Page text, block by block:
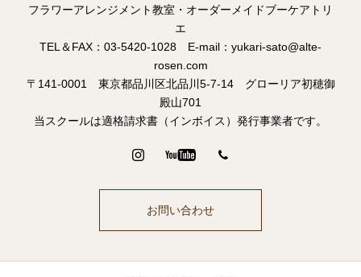
フラワーアレンジメント教室・オーダーメイドブーケアトリ
エ
TEL＆FAX：03-5420-1028 E-mail：yukari-sato@alte-
rosen.com
〒141-0001 東京都品川区北品川5-7-14 グローリア初穂御
殿山701
当スクールは適格請求書（インボイス）発行事業者です。
お問い合わせ